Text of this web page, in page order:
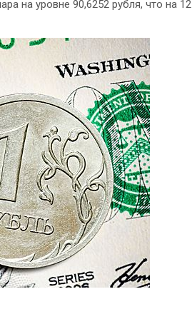
на уровне 90,6252 рубля, что на 12